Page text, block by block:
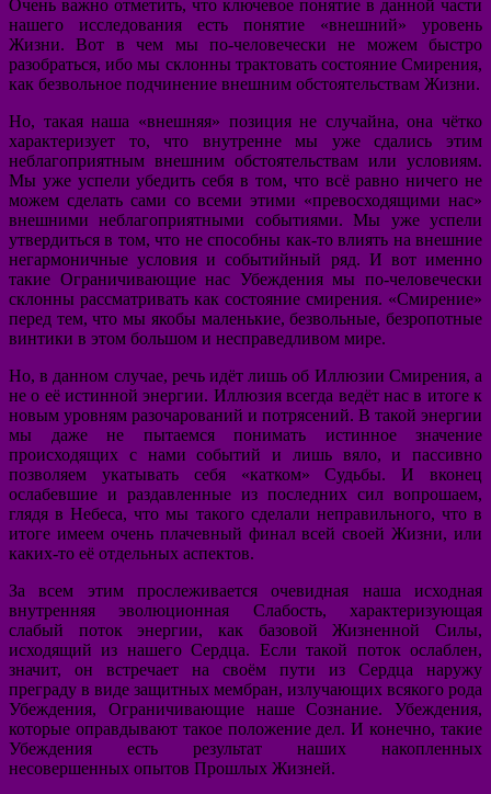
Очень важно отметить, что ключевое понятие в данной части
нашего исследования есть понятие «внешний» уровень
Жизни. Вот в чем мы по-человечески не можем быстро
разобраться, ибо мы склонны трактовать состояние Смирения,
как безвольное подчинение внешним обстоятельствам Жизни.
Но, такая наша «внешняя» позиция не случайна, она чётко
характеризует то, что внутренне мы уже сдались этим
неблагоприятным внешним обстоятельствам или условиям.
Мы уже успели убедить себя в том, что всё равно ничего не
можем сделать сами со всеми этими «превосходящими нас»
внешними неблагоприятными событиями. Мы уже успели
утвердиться в том, что не способны как-то влиять на внешние
негармоничные условия и событийный ряд. И вот именно
такие Ограничивающие нас Убеждения мы по-человечески
склонны рассматривать как состояние смирения. «Смирение»
перед тем, что мы якобы маленькие, безвольные, безропотные
винтики в этом большом и несправедливом мире.
Но, в данном случае, речь идёт лишь об Иллюзии Смирения, а
не о её истинной энергии. Иллюзия всегда ведёт нас в итоге к
новым уровням разочарований и потрясений. В такой энергии
мы даже не пытаемся понимать истинное значение
происходящих с нами событий и лишь вяло, и пассивно
позволяем укатывать себя «катком» Судьбы. И вконец
ослабевшие и раздавленные из последних сил вопрошаем,
глядя в Небеса, что мы такого сделали неправильного, что в
итоге имеем очень плачевный финал всей своей Жизни, или
каких-то её отдельных аспектов.
За всем этим прослеживается очевидная наша исходная
внутренняя эволюционная Слабость, характеризующая
слабый поток энергии, как базовой Жизненной Силы,
исходящий из нашего Сердца. Если такой поток ослаблен,
значит, он встречает на своём пути из Сердца наружу
преграду в виде защитных мембран, излучающих всякого рода
Убеждения, Ограничивающие наше Сознание. Убеждения,
которые оправдывают такое положение дел. И конечно, такие
Убеждения есть результат наших накопленных
несовершенных опытов Прошлых Жизней.